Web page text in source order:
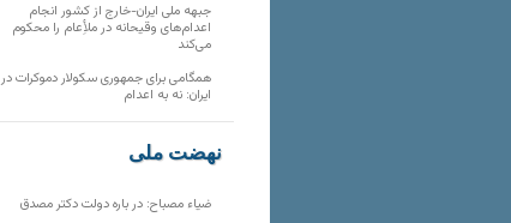
جبهه ملی ایران-خارج از کشور انجام
اعدام‌های وقیحانه در ملأِعام را محکوم
می‌کند
همگامی برای جمهوری سکولار دموکرات در
ایران: نه به اعدام
نهضت ملی
ضیاء مصباح: در باره دولت دکتر مصدق